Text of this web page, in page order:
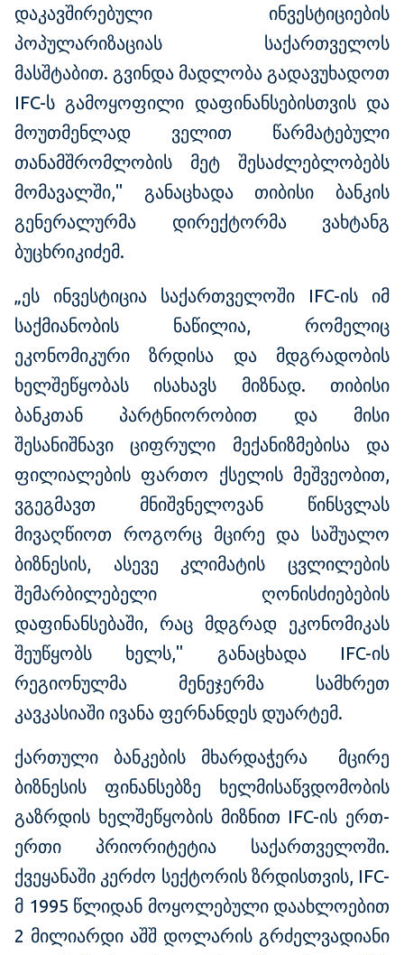
დაკავშირებული ინვესტიციების
პოპულარიზაციას საქართველოს
მასშტაბით. გვინდა მადლობა გადავუხადოთ
IFC-ს გამოყოფილი დაფინანსებისთვის და
მოუთმენლად ველით წარმატებული
თანამშრომლობის მეტ შესაძლებლობებს
მომავალში," განაცხადა თიბისი ბანკის
გენერალურმა დირექტორმა ვახტანგ
ბუცხრიკიძემ.
„ეს ინვესტიცია საქართველოში IFC-ის იმ
საქმიანობის ნაწილია, რომელიც
ეკონომიკური ზრდისა და მდგრადობის
ხელშეწყობას ისახავს მიზნად. თიბისი
ბანკთან პარტნიორობით და მისი
შესანიშნავი ციფრული მექანიზმებისა და
ფილიალების ფართო ქსელის მეშვეობით,
ვგეგმავთ მნიშვნელოვან წინსვლას
მივაღწიოთ როგორც მცირე და საშუალო
ბიზნესის, ასევე კლიმატის ცვლილების
შემარბილებელი ღონისძიებების
დაფინანსებაში, რაც მდგრად ეკონომიკას
შეუწყობს ხელს," განაცხადა IFC-ის
რეგიონულმა მენეჯერმა სამხრეთ
კავკასიაში ივანა ფერნანდეს დუარტემ.
ქართული ბანკების მხარდაჭერა მცირე
ბიზნესის ფინანსებზე ხელმისაწვდომობის
გაზრდის ხელშეწყობის მიზნით IFC-ის ერთ-
ერთი პრიორიტეტია საქართველოში.
ქვეყანაში კერძო სექტორის ზრდისთვის, IFC-
მ 1995 წლიდან მოყოლებული დაახლოებით
2 მილიარდი აშშ დოლარის გრძელვადიანი